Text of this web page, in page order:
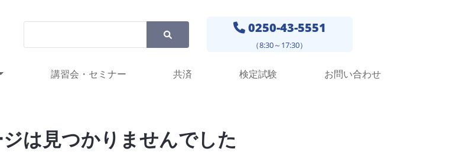
0250-43-5551
（8:30～17:30）
講習会・セミナー 共済 検定試験 お問い合わせ
は見つかりませんでした